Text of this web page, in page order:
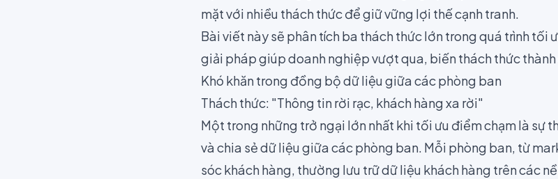
mặt với nhiều thách thức để giữ vững lợi thế cạnh tranh.
Bài viết này sẽ phân tích ba thách thức lớn trong quá trình tối
giải pháp giúp doanh nghiệp vượt qua, biến thách thức
Khó khăn trong đồng bộ dữ liệu giữa các phòng ban
Thách thức: "Thông tin rời rạc, khách hàng xa rời"
Một trong những trở ngại lớn nhất khi tối ưu điểm chạm là sự
và chia sẻ dữ liệu giữa các phòng ban. Mỗi phòng ban, từ
sóc khách hàng, thường lưu trữ dữ liệu khách hàng trên các